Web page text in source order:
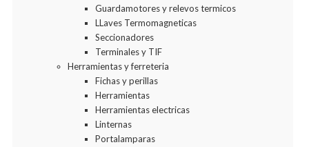
Guardamotores y relevos termicos
LLaves Termomagneticas
Seccionadores
Terminales y TIF
Herramientas y ferreteria
Fichas y perillas
Herramientas
Herramientas electricas
Linternas
Portalamparas